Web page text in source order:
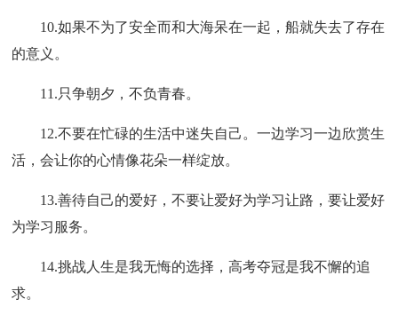
10.如果不为了安全而和大海呆在一起，船就失去了存在
的意义。
11.只争朝夕，不负青春。
12.不要在忙碌的生活中迷失自己。一边学习一边欣赏生
活，会让你的心情像花朵一样绽放。
13.善待自己的爱好，不要让爱好为学习让路，要让爱好
为学习服务。
14.挑战人生是我无悔的选择，高考夺冠是我不懈的追
求。